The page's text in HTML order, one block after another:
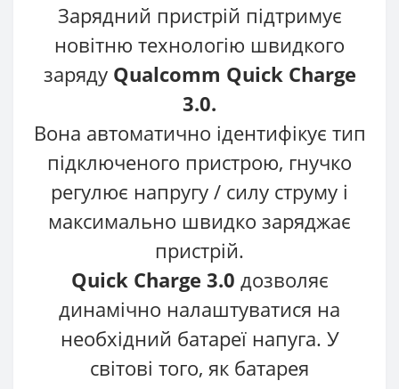
Зарядний пристрій підтримує
новітню технологію швидкого
заряду Qualcomm Quick Charge
3.0.
Вона автоматично ідентифікує тип
підключеного пристрою, гнучко
регулює напругу / силу струму і
максимально швидко заряджає
пристрій.
Quick Charge 3.0 дозволяє
динамічно налаштуватися на
необхідний батареї напуга. У
світові того, як батарея